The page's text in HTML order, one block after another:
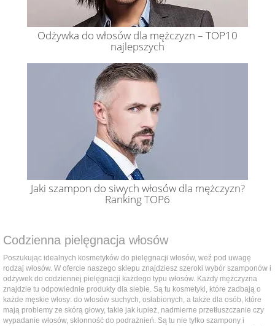
Odżywka do włosów dla mężczyzn – TOP10
najlepszych
Jaki szampon do siwych włosów dla mężczyzn?
Ranking TOP6
Codzienna pielęgnacja włosów
Poszukując idealnych kosmetyków do pielęgnacji włosów, weź pod uwagę
rodzaj włosów. W ofercie naszego sklepu znajdziesz szeroki wybór szamponów i
odżywek do codziennej pielęgnacji każdego typu włosów. Każdy mężczyzna
znajdzie tu odpowiednie produkty dla siebie. Są tu kosmetyki, które zadbają o
każde męskie włosy: do włosów suchych, osłabionych, a także dla osób, które
mają problemy ze skórą głowy, takie jak łupież, nadmierne przetłuszczanie czy
wypadanie włosów, skłonność do podrażnień. Są tu nie tylko szampony i